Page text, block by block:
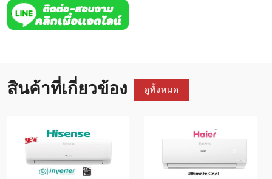
สินค้าที่เกี่ยวข้อง ดูทั้งหมด